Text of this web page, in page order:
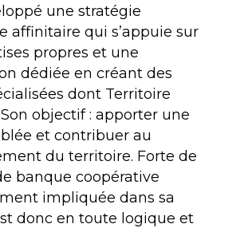
une stratégie
affinitaire qui s’appuie sur
propres et une
dédiée en créant des
dont Territoire
objectif : apporter une
et contribuer au
du territoire. Forte de
banque coopérative
impliquée dans sa
donc en toute logique et